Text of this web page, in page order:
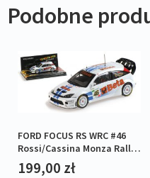
Podobne
FORD FOCUS RS WRC #46
Rossi/Cassina Monza Rally
2007 L.E.1/1008
199,00 zł